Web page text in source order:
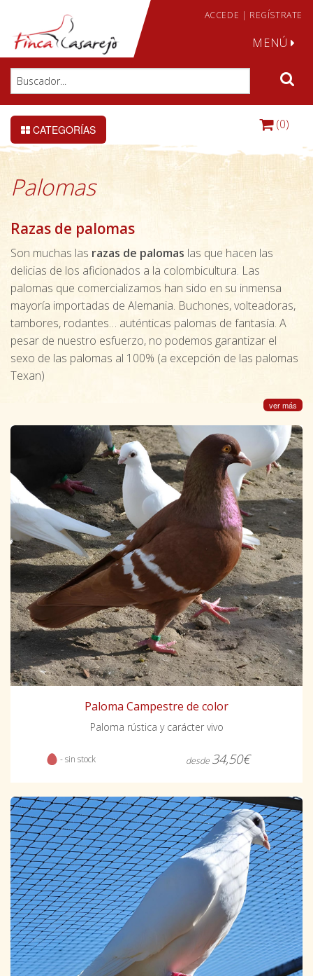
ACCEDE | REGÍSTRATE
MENÚ
CATEGORÍAS (0)
Palomas
Razas de palomas
Son muchas las razas de palomas las que hacen las
delicias de los aficionados a la colombicultura. Las
palomas que comercializamos han sido en su inmensa
mayoría importadas de Alemania. Buchones, volteadoras,
tambores, rodantes… auténticas palomas de fantasía. A
pesar de nuestro esfuerzo, no podemos garantizar el
sexo de las palomas al 100% (a excepción de las palomas
Texan)
ver más
Paloma Campestre de color
Paloma rústica y carácter vivo
- sin stock desde 34,50€